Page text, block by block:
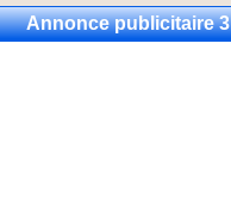
Annonce publicitaire 3